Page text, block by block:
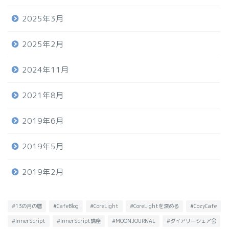
2025年3月
2025年2月
2024年11月
2021年8月
2019年6月
2019年5月
2019年2月
#13の月の暦 #CafeBlog #CoreLight #CoreLightを深める #CozyCafe
#InnerScript #InnerScript講座 #MOONJOURNAL #ダイアリーシェア会